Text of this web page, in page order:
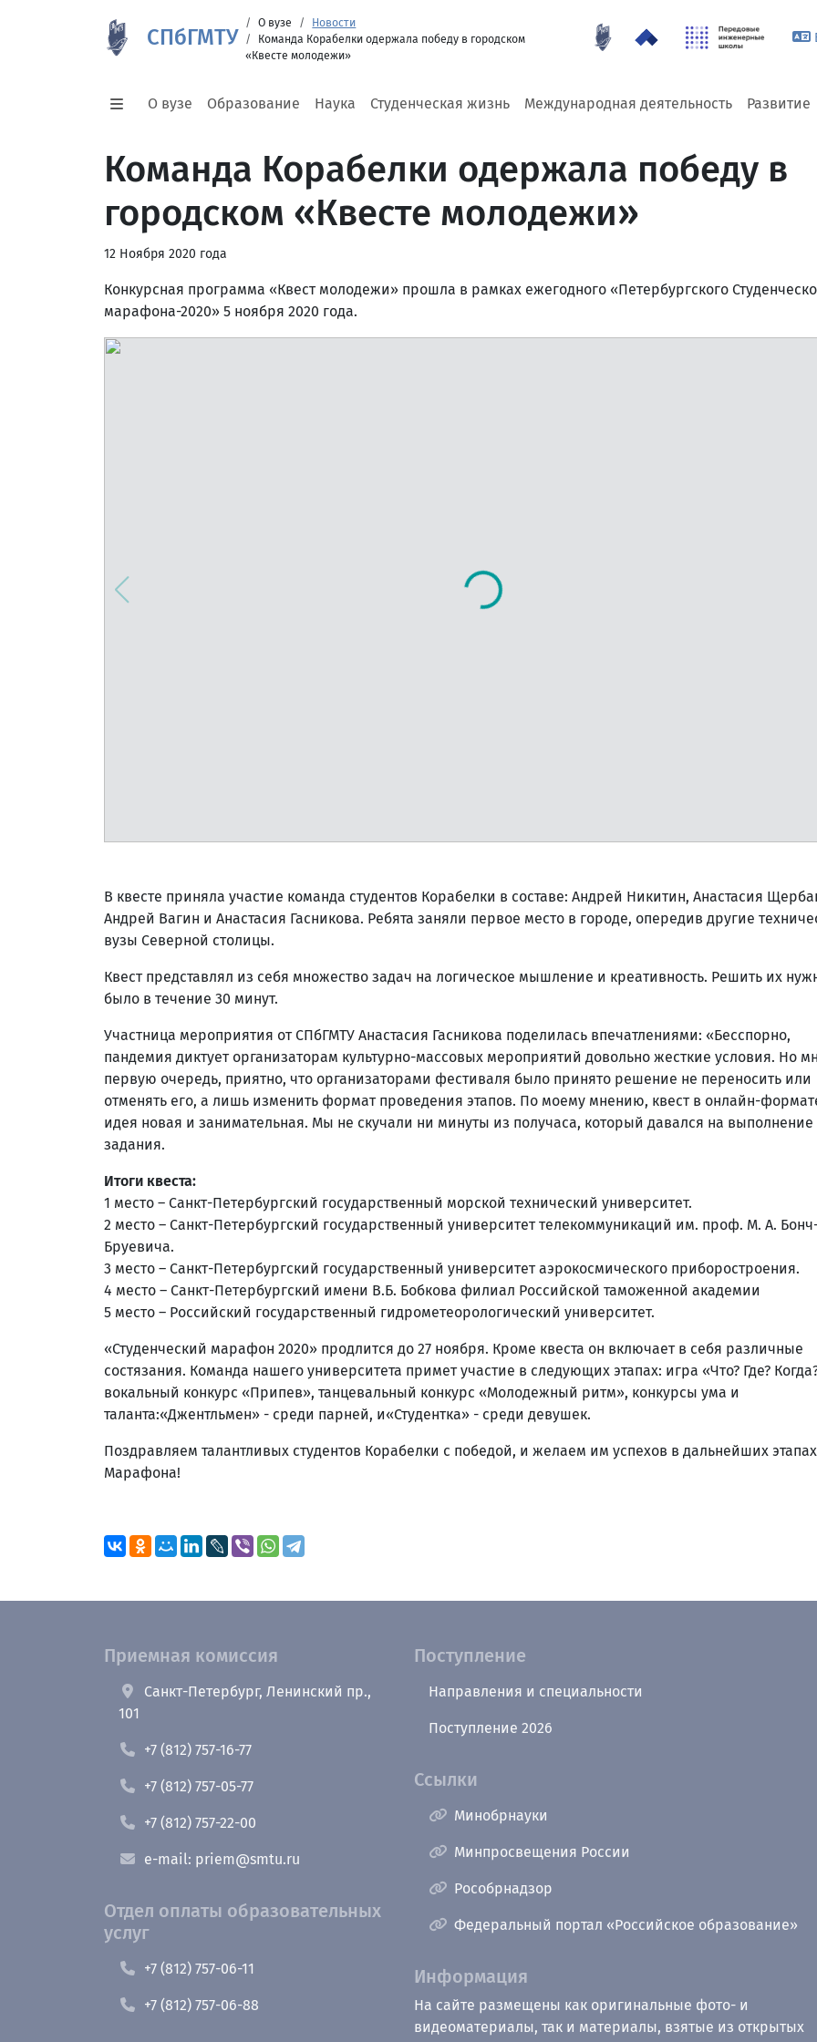
СПбГМТУ
О вузе
Новости
Команда Корабелки одержала победу в городском
«Квесте молодежи»
О вузе Образование Наука Студенческая жизнь Международная деятельность Развитие
Команда Корабелки одержала победу в
городском «Квесте молодежи»
12 Ноября 2020 года
Конкурсная программа «Квест молодежи» прошла в рамках ежегодного «Петербургского
марафона-2020» 5 ноября 2020 года.
В квесте приняла участие команда студентов Корабелки в составе: Андрей Никитин, Анастасия
Андрей Вагин и Анастасия Гасникова. Ребята заняли первое место в городе, опередив другие
вузы Северной столицы.
Квест представлял из себя множество задач на логическое мышление и креативность. Решить их
было в течение 30 минут.
Участница мероприятия от СПбГМТУ Анастасия Гасникова поделилась впечатлениями: «Бесспорно,
пандемия диктует организаторам культурно-массовых мероприятий довольно жесткие условия. Но
первую очередь, приятно, что организаторами фестиваля было принято решение не переносить или
отменять его, а лишь изменить формат проведения этапов. По моему мнению, квест в онлайн-
идея новая и занимательная. Мы не скучали ни минуты из получаса, который давался на выполнение
задания.
Итоги квеста:
1 место – Санкт-Петербургский государственный морской технический университет.
2 место – Санкт-Петербургский государственный университет телекоммуникаций им. проф. М. А.
Бруевича.
3 место – Санкт-Петербургский государственный университет аэрокосмического приборостроения.
4 место – Санкт-Петербургский имени В.Б. Бобкова филиал Российской таможенной академии
5 место – Российский государственный гидрометеорологический университет.
«Студенческий марафон 2020» продлится до 27 ноября. Кроме квеста он включает в себя различные
состязания. Команда нашего университета примет участие в следующих этапах: игра «Что? Где?
вокальный конкурс «Припев», танцевальный конкурс «Молодежный ритм», конкурсы ума и
таланта:«Джентльмен» - среди парней, и«Студентка» - среди девушек.
Поздравляем талантливых студентов Корабелки с победой, и желаем им успехов в дальнейших этапах
Марафона!
Приемная комиссия
Санкт-Петербург, Ленинский пр.,
101
+7 (812) 757-16-77
+7 (812) 757-05-77
+7 (812) 757-22-00
e-mail: priem@smtu.ru
Отдел оплаты образовательных
услуг
+7 (812) 757-06-11
+7 (812) 757-06-88
Поступление
Направления и специальности
Поступление 2026
Ссылки
Минобрнауки
Минпросвещения России
Рособрнадзор
Федеральный портал «Российское образование»
Информация
На сайте размещены как оригинальные фото- и
видеоматериалы, так и материалы, взятые из открытых